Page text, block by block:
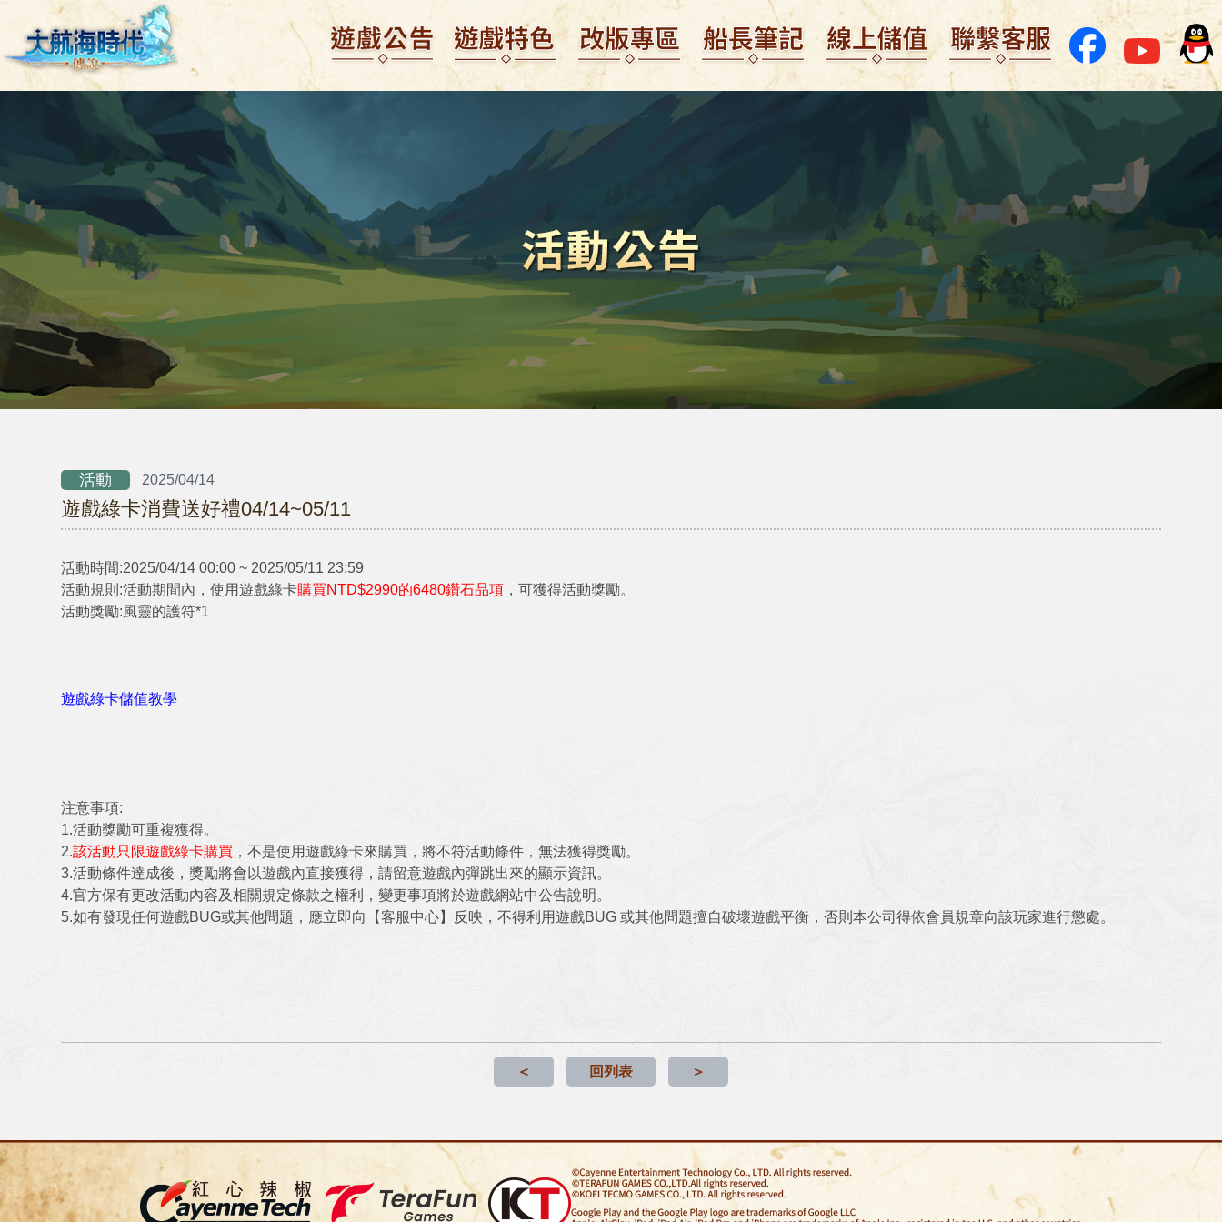
活動 2025/04/14
遊戲綠卡消費送好禮04/14~05/11
活動時間:2025/04/14 00:00 ~ 2025/05/11 23:59
活動規則:活動期間內，使用遊戲綠卡購買NTD$2990的6480鑽石品項 ，可獲得活動獎勵。
活動獎勵:風靈的護符*1
遊戲綠卡儲值教學
注意事項:
1.活動獎勵可重複獲得。
2.該活動只限遊戲綠卡購買 ，不是使用遊戲綠卡來購買，將不符活動條件，無法獲得獎勵。
3.活動條件達成後，獎勵將會以遊戲內直接獲得，請留意遊戲內彈跳出來的顯示資訊。
4.官方保有更改活動內容及相關規定條款之權利，變更事項將於遊戲網站中公告說明。
5.如有發現任何遊戲BUG或其他問題，應立即向【客服中心】反映，不得利用遊戲BUG 或其他問題擅自破壞遊戲平衡，否則本公司得依會員規章向該玩家進行懲處。
＜ 回列表 ＞